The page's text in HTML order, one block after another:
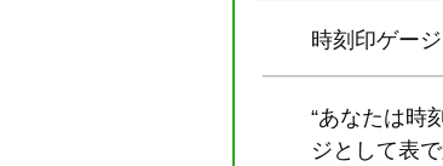
時刻印ゲー
“あなたは時
ジとして表